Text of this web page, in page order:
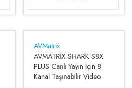
AVMatrix
AVMATRİX SHARK S8X
PLUS Canlı Yayın İçin 8
Kanal Taşınabilir Video